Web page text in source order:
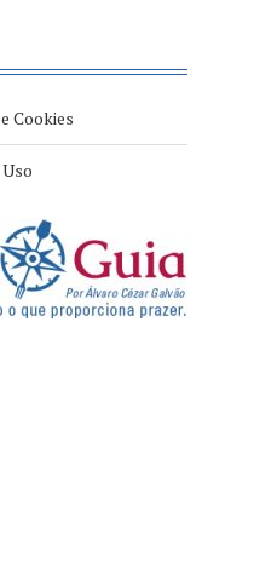
Cookies